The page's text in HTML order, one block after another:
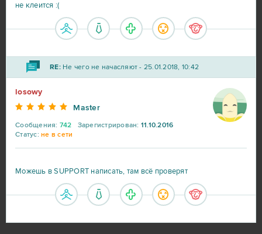
не клеится :(
RE:Не чего не начасляют - 25.01.2018, 10:42
losowy
Master
Сообщения: 742 Зарегистрирован: 11.10.2016
Статус: не в сети
Можешь в SUPPORT написать, там всё проверят